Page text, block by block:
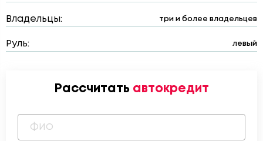
Владельцы: три и более владельцев
Руль: левый
Рассчитать автокредит